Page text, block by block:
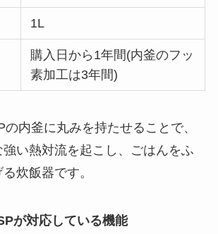
1L
購入日から1年間(内釜のフッ
素加工は3年間)
内釜に丸みを持たせることで、
い熱対流を起こし、ごはんをふ
炊飯器です。
が対応している機能